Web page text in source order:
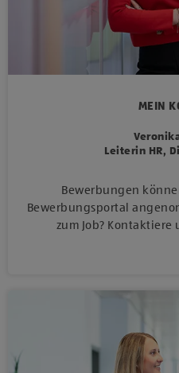
MEIN
Leiterin HR,
Bewerbungen
Bewerbungsportal
zum Job? Kontaktiere